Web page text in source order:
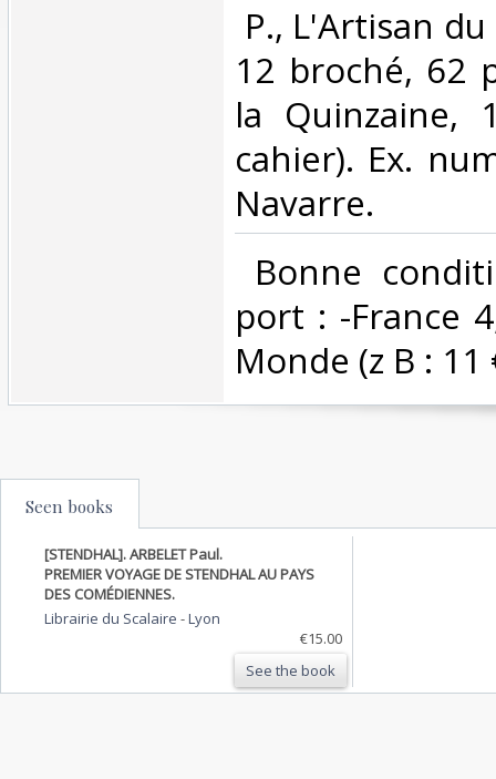
P., L'Artisan
12 broché, 62
la Quinzaine,
cahier). Ex.
Navarre. ‎
Bonne
port : -France
Monde (z B : 11
Seen books
[STENDHAL]. ARBELET Paul.
PREMIER VOYAGE DE STENDHAL AU PAYS
DES COMÉDIENNES.
Librairie du Scalaire -Lyon
€15.00
See the book